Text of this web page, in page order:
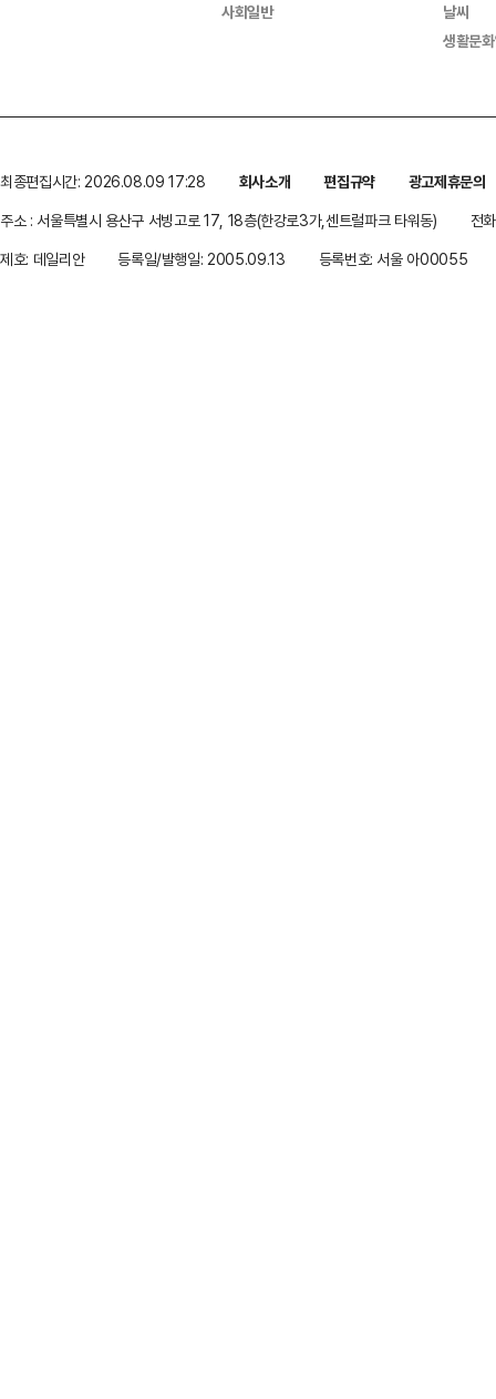
사회일반
날씨
생활문
최종편집시간: 2026.08.09 17:28 회사소개 편집규약
광고제휴문의
주소 : 서울특별시 용산구 서빙고로 17, 18층(한강로3가,센트럴파크 타워동)
전
제호: 데일리안
등록일/발행일: 2005.09.13 등록번호: 서울 아00055